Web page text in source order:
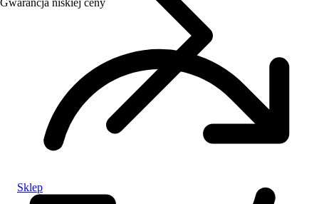
Gwarancja niskiej ceny
Sklep